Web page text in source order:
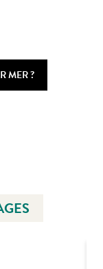
MER ?